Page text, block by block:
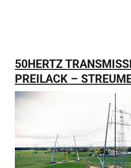
50HERTZ
PREILACK –